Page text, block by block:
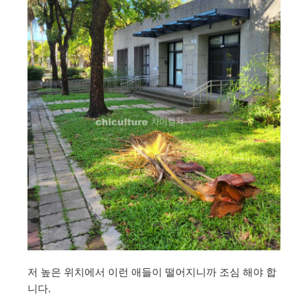
저 높은 위치에서 이런 애들이 떨어지니까 조심 해야 합
니다.